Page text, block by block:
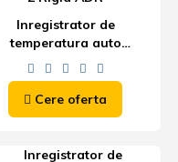
Inregistrator de
temperatura auto
Transcan 2 Rigid ADR
Cere oferta